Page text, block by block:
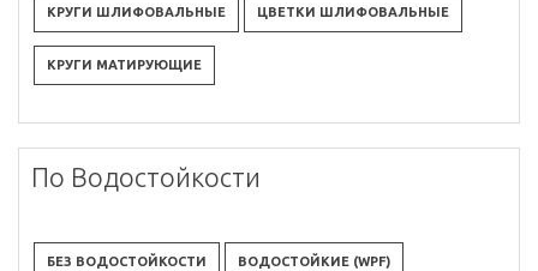
КРУГИ ШЛИФОВАЛЬНЫЕ ЦВЕТКИ ШЛИФОВАЛЬНЫЕ
КРУГИ МАТИРУЮЩИЕ
По Водостойкости
БЕЗ ВОДОСТОЙКОСТИ ВОДОСТОЙКИЕ (WPF)